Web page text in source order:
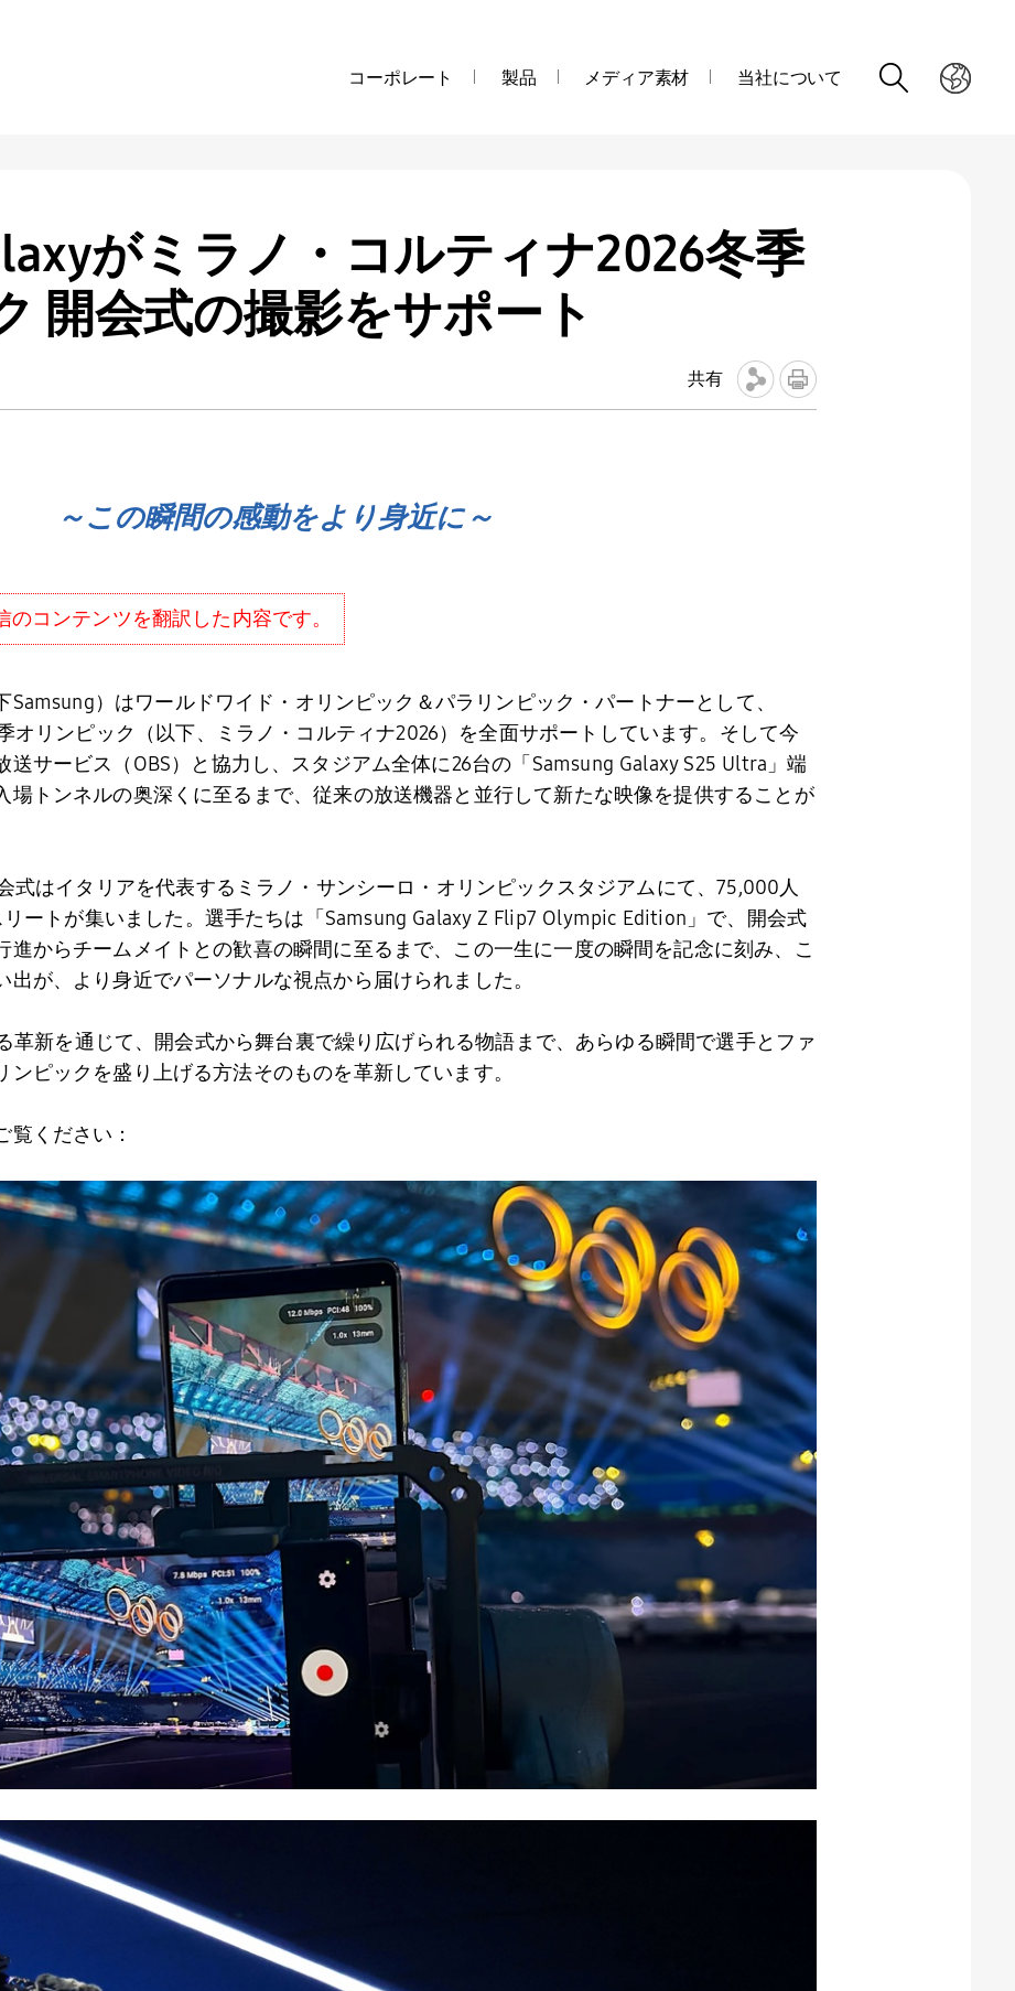
コーポレート 製品 メディア素材 当社について
がミラノ・コルティナ2026冬季
開会式の撮影をサポート
共有
～この瞬間の感動をより身近に～
コンテンツを翻訳した内容です。
Samsung）はワールドワイド・オリンピック＆パラリンピック・パートナーとして、
オリンピック（以下、ミラノ・コルティナ2026）を全面サポートしています。そして今
送サービス（ OBS）と協力し、スタジアム全体に26台の「 Samsung Galaxy S25 Ultra 」端
場トンネルの奥深くに至るまで、従来の放送機器と並行して新たな映像を提供することが
式はイタリアを代表するミラノ・サンシーロ・オリンピックスタジアムにて、75,000人
ートが集いました。選手たちは「 Samsung Galaxy Z Flip7 Olympic Edition 」で、開会式
進からチームメイトとの歓喜の瞬間に至るまで、この一生に一度の瞬間を記念に刻み、こ
が、より身近でパーソナルな視点から届けられました。
革新を通じて、開会式から舞台裏で繰り広げられる物語まで、あらゆる瞬間で選手とファ
ピックを盛り上げる方法そのものを革新しています。
覧ください：